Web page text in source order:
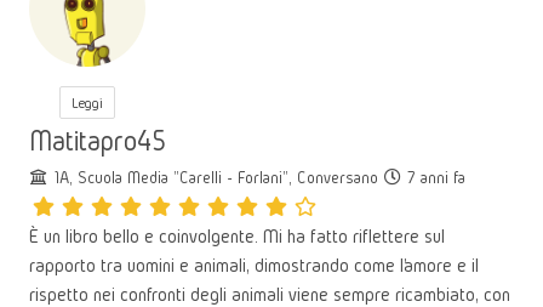
Leggi
Matitapro45
1A, Scuola Media "Carelli - Forlani", Conversano 7 anni fa
È un libro bello e coinvolgente. Mi ha fatto riflettere sul
rapporto tra uomini e animali, dimostrando come l’amore e il
rispetto nei confronti degli animali viene sempre ricambiato, con